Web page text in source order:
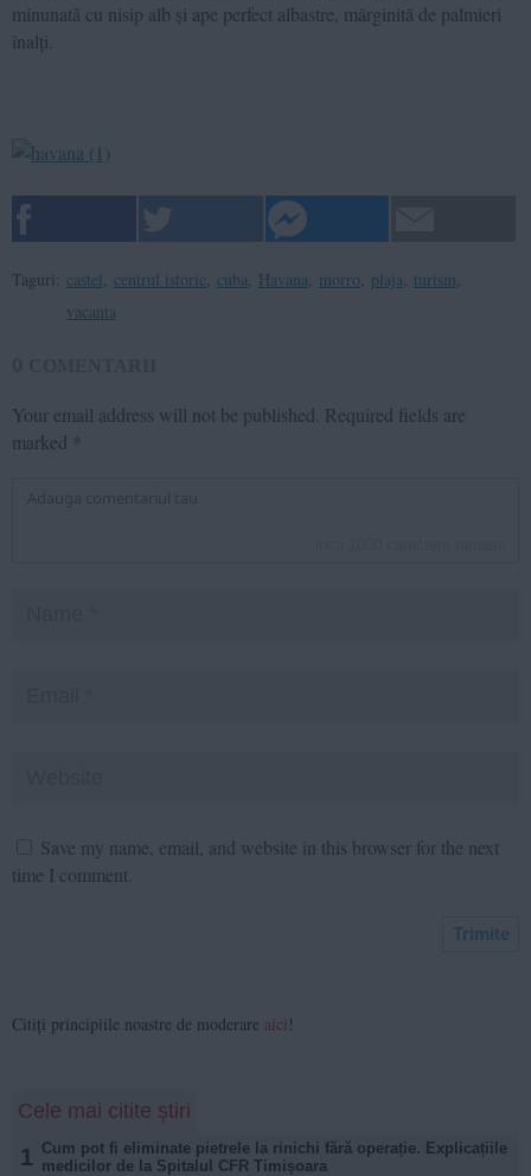
minunată cu nisip alb și ape perfect albastre, mărginită de palmieri
înalți.
Taguri: castel, centrul istoric, cuba, Havana, morro, plaja, turism,
vacanta
Your email address will not be published. Required fields are
marked *
Save my name, email, and website in this browser for the next
time I comment.
Citiți principiile noastre de moderare aici!
Cele mai citite știri
1 Cum pot fi eliminate pietrele la rinichi fără operație. Explicațiile
medicilor de la Spitalul CFR Timișoara